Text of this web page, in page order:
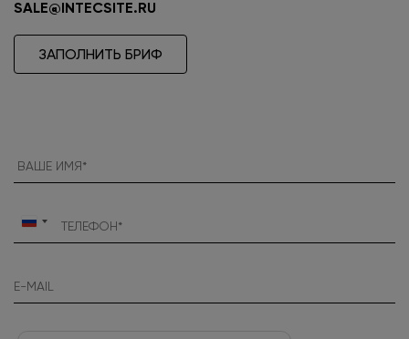
SALE@INTECSITE.RU
ЗАПОЛНИТЬ БРИФ
Россия